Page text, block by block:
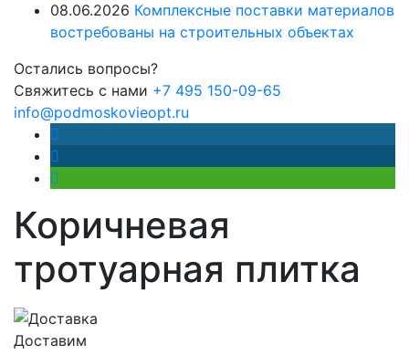
08.06.2026 Комплексные поставки материалов
востребованы на строительных объектах
Остались вопросы?
Свяжитесь с нами +7 495 150-09-65
info@podmoskovieopt.ru
Коричневая
тротуарная плитка
Доставим